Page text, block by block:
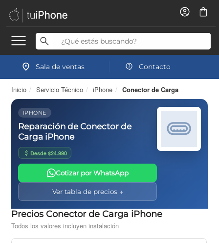
Sala de ventas Contacto
Inicio / Servicio Técnico / iPhone / Conector de Carga
IPHONE
Reparación de Conector de
Carga iPhone
Desde $24.990
Cotizar por WhatsApp
Ver tabla de precios ↓
Precios Conector de Carga iPhone
Todos los valores incluyen instalación